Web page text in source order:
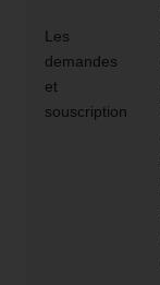
Les
demandes
et
souscription